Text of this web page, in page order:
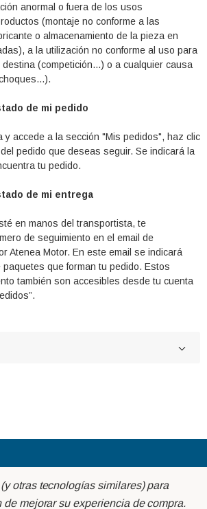
anormal o fuera de los usos
(montaje no conforme a las
o almacenamiento de la pieza en
a la utilización no conforme al uso para
(competición...) o a cualquier causa
de mi pedido
y accede a la sección "Mis pedidos", haz clic
pedido que deseas seguir. Se indicará la
tu pedido.
de mi entrega
en manos del transportista, te
de seguimiento en el email de
Atenea Motor. En este email se indicará
paquetes que forman tu pedido. Estos
también son accesibles desde tu cuenta
otras tecnologías similares) para
de mejorar su experiencia de compra.